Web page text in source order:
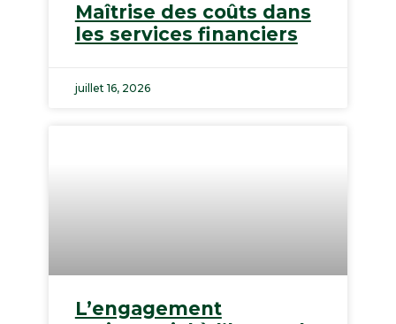
Maîtrise des coûts dans
les services financiers
juillet 16, 2026
L’engagement